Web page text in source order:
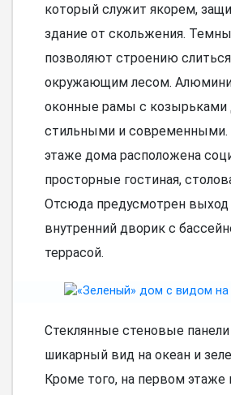
который служит якорем,
здание от скольжения.
позволяют строению
окружающим лесом.
оконные рамы с козырьками
стильными и современными.
этаже дома расположена
просторные гостиная,
Отсюда предусмотрен выход
внутренний дворик с
террасой.
Стеклянные стеновые
шикарный вид на океан и
Кроме того, на первом этаже